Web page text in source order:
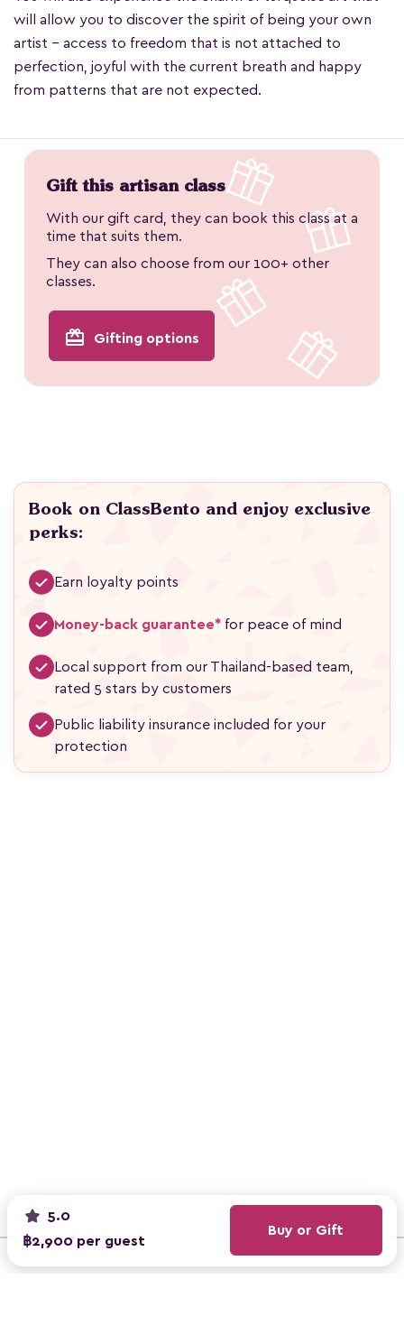
will allow you to discover the spirit of being your own
artist – access to freedom that is not attached to
perfection, joyful with the current breath and happy
from patterns that are not expected.
Gift this artisan class
With our gift card, they can book this class at a
time that suits them.
They can also choose from our 100+ other
classes.
redeem Gifting options
5.0
฿2,900 per guest
Buy or Gift
Book on ClassBento and enjoy exclusive
perks:
Earn loyalty points
Money-back guarantee* for peace of mind
Local support from our Thailand-based team,
rated 5 stars by customers
Public liability insurance included for your
protection